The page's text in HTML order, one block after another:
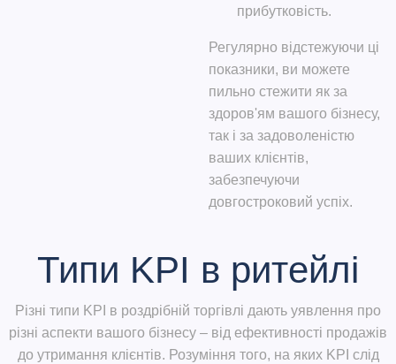
прибутковість.
Регулярно відстежуючи ці
показники, ви можете
пильно стежити як за
здоров'ям вашого бізнесу,
так і за задоволеністю
ваших клієнтів,
забезпечуючи
довгостроковий успіх.
Типи KPI в ритейлі
Різні типи KPI в роздрібній торгівлі дають уявлення про
різні аспекти вашого бізнесу – від ефективності продажів
до утримання клієнтів. Розуміння того, на яких KPI слід